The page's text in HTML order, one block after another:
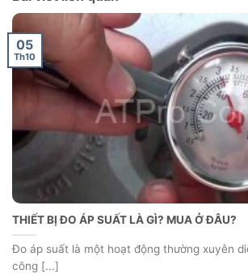
THIẾT BỊ ĐO ÁP SUẤT LÀ GÌ? MUA Ở ĐÂU?
Đo áp suất là một hoạt động thường xuyên
công [...]
05
Th10